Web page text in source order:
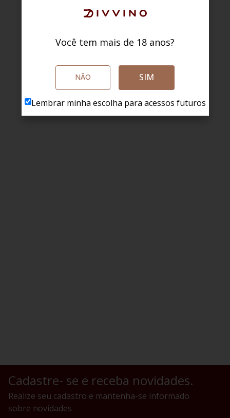
Cadastre- se e receba novidades.
Realize seu cadastro e mantenha-se informado
sobre novidades
Você tem mais de 18 anos?
NÃO SIM
Lembrar minha escolha para acessos futuros